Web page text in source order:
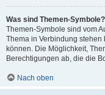
Was sind Themen-Symbole?
Themen-Symbole sind vom
Thema in Verbindung
können. Die Möglichkeit,
Berechtigungen ab, die die
Nach oben